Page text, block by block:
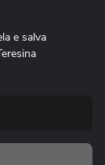
e salva